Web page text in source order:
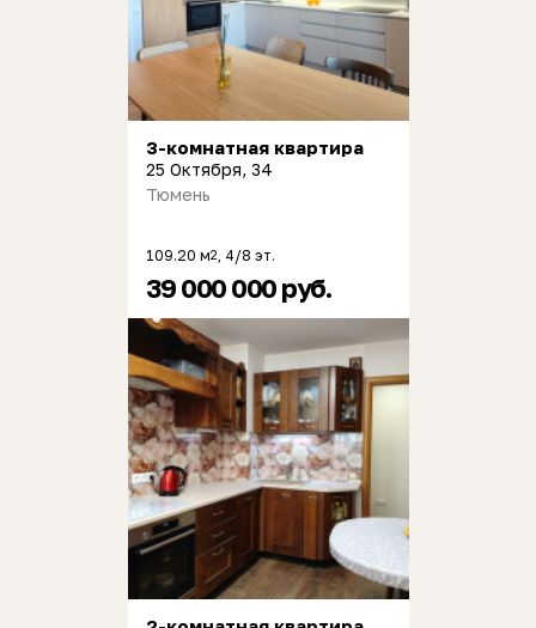
3-комнатная квартира
25 Октября, 34
Тюмень
109.20 м2 , 4/8 эт.
39 000 000 руб.